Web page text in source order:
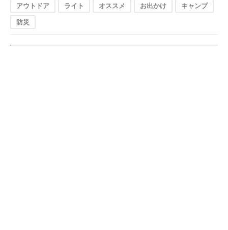
アウトドア ライト オススメ お出かけ キャンプ
防災